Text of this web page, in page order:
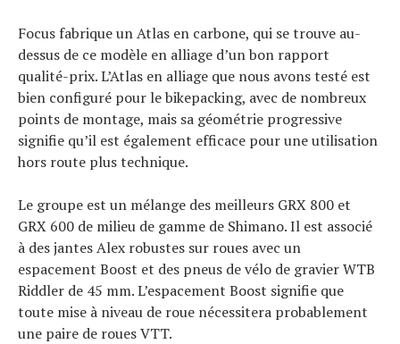
Focus fabrique un Atlas en carbone, qui se trouve au-
dessus de ce modèle en alliage d’un bon rapport
qualité-prix. L’Atlas en alliage que nous avons testé est
bien configuré pour le bikepacking, avec de nombreux
points de montage, mais sa géométrie progressive
signifie qu’il est également efficace pour une utilisation
hors route plus technique.
Le groupe est un mélange des meilleurs GRX 800 et
GRX 600 de milieu de gamme de Shimano. Il est associé
à des jantes Alex robustes sur roues avec un
espacement Boost et des pneus de vélo de gravier WTB
Riddler de 45 mm. L’espacement Boost signifie que
toute mise à niveau de roue nécessitera probablement
une paire de roues VTT.
Actualités
Technologies
Tests de produits
Conseils
À propos